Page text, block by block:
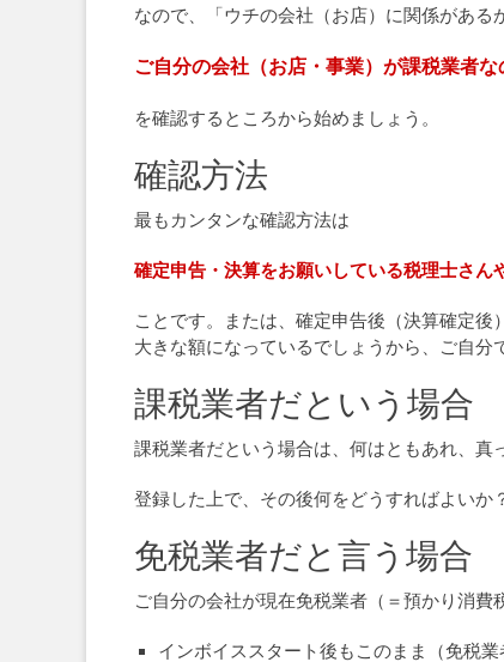
なので、「ウチの会社（お店）に関係があ
ご自分の会社（お店・事業）が課税業者
を確認するところから始めましょう。
確認方法
最もカンタンな確認方法は
確定申告・決算をお願いしている税理士さん
ことです。または、確定申告後（決算確定
大きな額になっているでしょうから、ご自分
課税業者だという場合
課税業者だという場合は、何はともあれ、真
登録した上で、その後何をどうすればよい
免税業者だと言う場合
ご自分の会社が現在免税業者（＝預かり消費
インボイススタート後もこのまま（免税